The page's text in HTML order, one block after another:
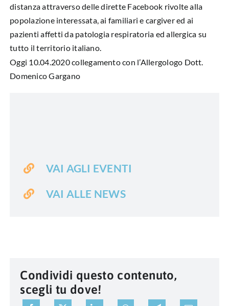
LIBRO SCRITTURE IN ROSA
distanza attraverso delle dirette Facebook rivolte alla
popolazione interessata, ai familiari e cargiver ed ai
pazienti affetti da patologia respiratoria ed allergica su
tutto il territorio italiano.
Oggi 10.04.2020 collegamento con l’Allergologo Dott.
Domenico Gargano
VAI AGLI EVENTI
VAI ALLE NEWS
Condividi questo contenuto,
scegli tu dove!